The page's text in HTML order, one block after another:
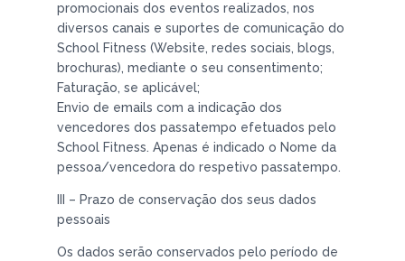
promocionais dos eventos realizados, nos
diversos canais e suportes de comunicação do
School Fitness (Website, redes sociais, blogs,
brochuras), mediante o seu consentimento;
Faturação, se aplicável;
Envio de emails com a indicação dos
vencedores dos passatempo efetuados pelo
School Fitness. Apenas é indicado o Nome da
pessoa/vencedora do respetivo passatempo.
III – Prazo de conservação dos seus dados
pessoais
Os dados serão conservados pelo período de